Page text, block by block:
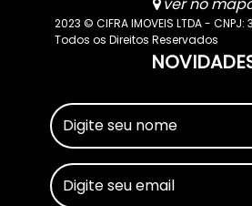
2023 © CIFRA IMOVEIS LTDA -
Todos os Direitos Reservados